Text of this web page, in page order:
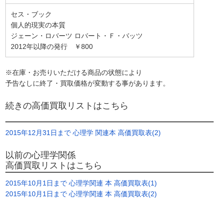
セス・ブック
個人的現実の本質
ジェーン・ロバーツ ロバート・Ｆ・バッツ
2012年以降の発行 ￥800
※在庫・お売りいただける商品の状態により
予告なしに終了・買取価格が変動する事があります。
続きの高価買取リストはこちら
2015年12月31日まで 心理学 関連本 高価買取表(2)
以前の心理学関係
高価買取リストはこちら
2015年10月1日まで 心理学関連 本 高価買取表(1)
2015年10月1日まで 心理学関連 本 高価買取表(2)